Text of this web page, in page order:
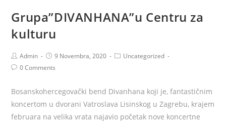
Grupa”DIVANHANA”u Centru za
kulturu
Admin 9 Novembra, 2020
Uncategorized
0 Comments
Bosanskohercegovački bend Divanhana koji je, fantastičnim
koncertom u dvorani Vatroslava Lisinskog u Zagrebu, krajem
februara na velika vrata najavio početak nove koncertne